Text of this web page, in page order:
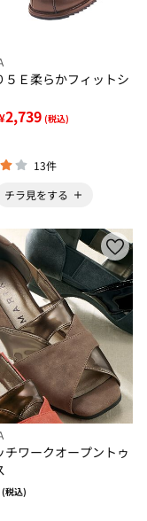
５Ｅ柔らかフィットシ
¥2,739 (税込)
13件
チラ見をする
チワークオープントゥ
(税込)